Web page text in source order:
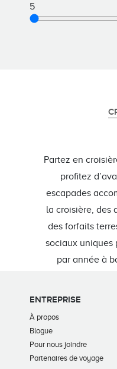
5
Partez en
profitez
escapades
la croisière, des
des forfaits
sociaux uniques
par année à
ENTREPRISE
À propos
Blogue
Pour nous joindre
Partenaires de voyage